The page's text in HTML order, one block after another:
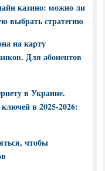
казино: можно ли
выбрать стратегию
на карту
Для абонентов
в Украине.
в 2025-2026:
чтобы